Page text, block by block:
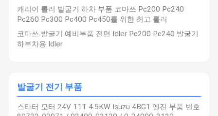
사건
인용 을 요청
하십시오
Company
News
유압 차단기 망치
굴삭기 부착
굴삭기 예비 부품
캐리어 롤러 발굴기 하차 부품 코마쓰 Pc200 Pc240
Pc260 Pc300 Pc400 Pc450를 위한 최고 롤러
코마쓰 발굴기 예비부품 전면 Idler Pc200 Pc240 발굴기
하부차용 Idler
발굴기 전기 부품
스타터 모터 24V 11T 4.5KW Isuzu 4BG1 엔진 부품 번호
치, 볼보, 현대, 코벨코, 수미토모, 카토, Doosan, JCB, Sany
중공업, 리우곤, XCMG, Zoomlion 등;OEM 및 ODM 서비스
를 제공합니다..
웨이커스톤 기계회사 (Wakestone Machinery Co., Ltd.) 의
딜러 시스템은그리고 전 세계 고객들과 장기적인 협력 관계
를 맺었습니다.판매 시장은 유럽, 미국, 중동, 동남아 등입니
win-win 협력을 위한 기회를 찾습니다!